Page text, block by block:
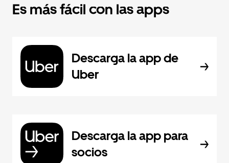
Es más fácil con las apps
Descarga la app de
Uber
Descarga la app para
socios